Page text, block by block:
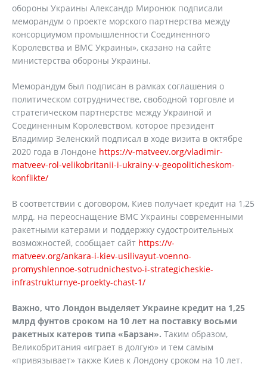
обороны Украины Александр Миронюк подписали
меморандум о проекте морского партнерства между
консорциумом промышленности Соединенного
Королевства и ВМС Украины», сказано на сайте
министерства обороны Украины.
Меморандум был подписан в рамках соглашения о
политическом сотрудничестве, свободной торговле и
стратегическом партнерстве между Украиной и
Соединенным Королевством, которое президент
Владимир Зеленский подписал в ходе визита в октябре
2020 года в Лондоне https://v-matveev.org/vladimir-
matveev-rol-velikobritanii-i-ukrainy-v-geopoliticheskom-
konflikte/
В соответствии с договором, Киев получает кредит на 1,25
млрд. на переоснащение ВМС Украины современными
ракетными катерами и поддержку судостроительных
возможностей, сообщает сайт https://v-
matveev.org/ankara-i-kiev-usilivayut-voenno-
promyshlennoe-sotrudnichestvo-i-strategicheskie-
infrastrukturnye-proekty-chast-1/
Важно, что Лондон выделяет Украине кредит на 1,25
млрд фунтов сроком на 10 лет на поставку восьми
ракетных катеров типа «Барзан». Таким образом,
Великобритания «играет в долгую» и тем самым
«привязывает» также Киев к Лондону сроком на 10 лет.